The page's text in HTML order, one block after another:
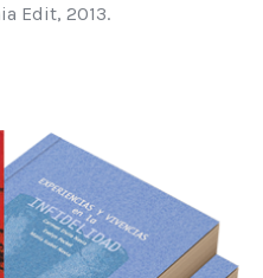
Edit, 2013.